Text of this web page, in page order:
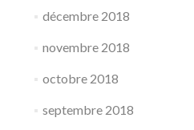
décembre 2018
novembre 2018
octobre 2018
septembre 2018